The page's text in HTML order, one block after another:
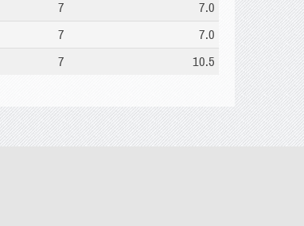
7
7.0
7
7.0
7 10.5